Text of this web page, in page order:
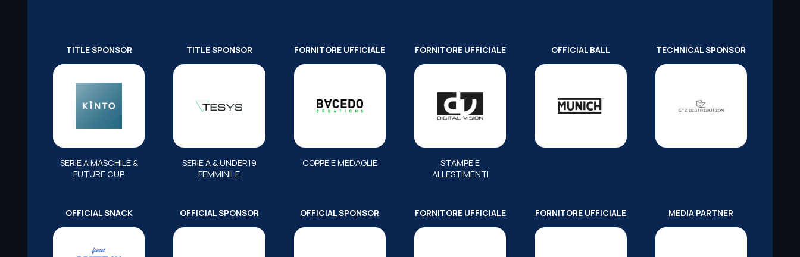
TITLE SPONSOR
SERIE A MASCHILE &
FUTURE CUP
TITLE SPONSOR
SERIE A & UNDER19
FEMMINILE
FORNITORE UFFICIALE
COPPE E MEDAGLIE
FORNITORE UFFICIALE
STAMPE E
ALLESTIMENTI
OFFICIAL BALL TECHNICAL SPONSOR
OFFICIAL SNACK OFFICIAL SPONSOR OFFICIAL SPONSOR FORNITORE UFFICIALE FORNITORE UFFICIALE MEDIA PARTNER